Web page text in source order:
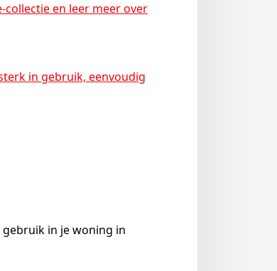
en leer meer over
in gebruik, eenvoudig
gebruik in je woning in